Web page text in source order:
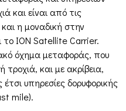
και είναι από τις
η μοναδική στην
το ION Satellite Carrier.
όχημα μεταφοράς, που
τροχιά, και με ακρίβεια,
υπηρεσίες δορυφορικής
mile).